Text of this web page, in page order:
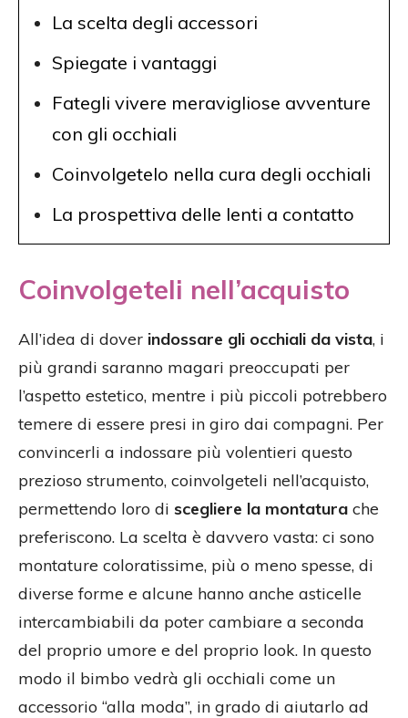
La scelta degli accessori
Spiegate i vantaggi
Fategli vivere meravigliose avventure
con gli occhiali
Coinvolgetelo nella cura degli occhiali
La prospettiva delle lenti a contatto
Coinvolgeteli nell’acquisto
All’idea di dover indossare gli occhiali da vista, i
più grandi saranno magari preoccupati per
l’aspetto estetico, mentre i più piccoli potrebbero
temere di essere presi in giro dai compagni. Per
convincerli a indossare più volentieri questo
prezioso strumento, coinvolgeteli nell’acquisto,
permettendo loro di scegliere la montatura che
preferiscono. La scelta è davvero vasta: ci sono
montature coloratissime, più o meno spesse, di
diverse forme e alcune hanno anche asticelle
intercambiabili da poter cambiare a seconda
del proprio umore e del proprio look. In questo
modo il bimbo vedrà gli occhiali come un
accessorio “alla moda”, in grado di aiutarlo ad